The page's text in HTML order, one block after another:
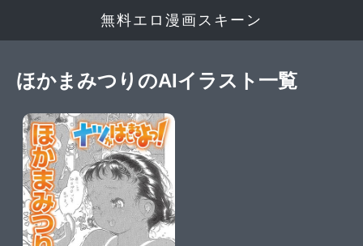
無料エロ漫画スキーン
ほかまみつりのAIイラスト一覧